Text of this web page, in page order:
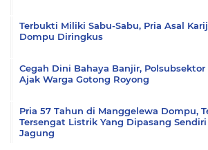
Terbukti Miliki Sabu-Sabu, Pria Asal
Dompu Diringkus
Cegah Dini Bahaya Banjir, Polsubsektor
Ajak Warga Gotong Royong
Pria 57 Tahun di Manggelewa Dompu,
Tersengat Listrik Yang Dipasang
Jagung